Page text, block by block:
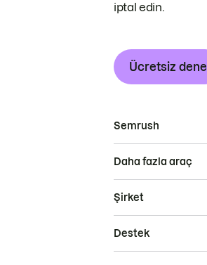
iptal edin.
Ücretsiz dene
Semrush
Daha fazla araç
Şirket
Destek